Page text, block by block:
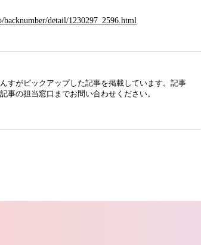
detail/1230297_2596.html
すがピックアップした記事を掲載しています。記事
事の担当窓口までお問い合わせください。